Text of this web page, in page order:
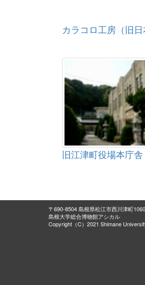
カラコロ工房（旧日
旧江津町役場本庁舎
〒690-8504 島根県松江市西川津町1060
島根大学総合博物館アシカル
Copyright（C）2021 Shimane